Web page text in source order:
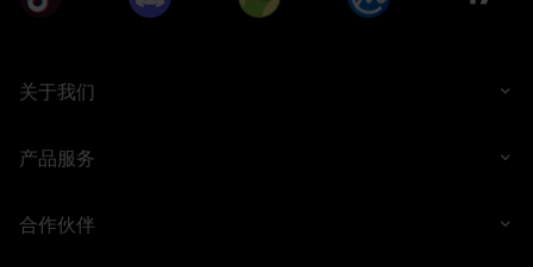
关于我们
产品服务
合作伙伴